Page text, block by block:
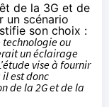
de la 3G et de
un scénario
son choix :
technologie ou
un éclairage
vise à fournir
est donc
de la 2G et de la